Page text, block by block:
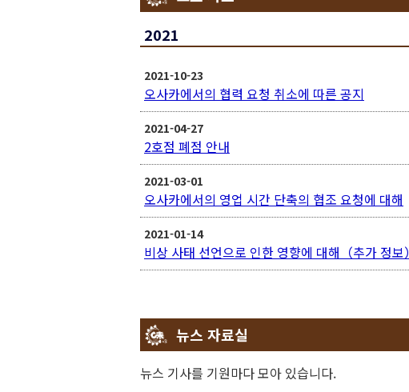
2021
2021-10-23
오사카에서의 협력 요청 취소에 따른 공지
2021-04-27
2호점 폐점 안내
2021-03-01
오사카에서의 영업 시간 단축의 협조 요청에 대해
2021-01-14
비상 사태 선언으로 인한 영향에 대해（추가 정보）
뉴스 자료실
뉴스 기사를 기원마다 모아 있습니다.